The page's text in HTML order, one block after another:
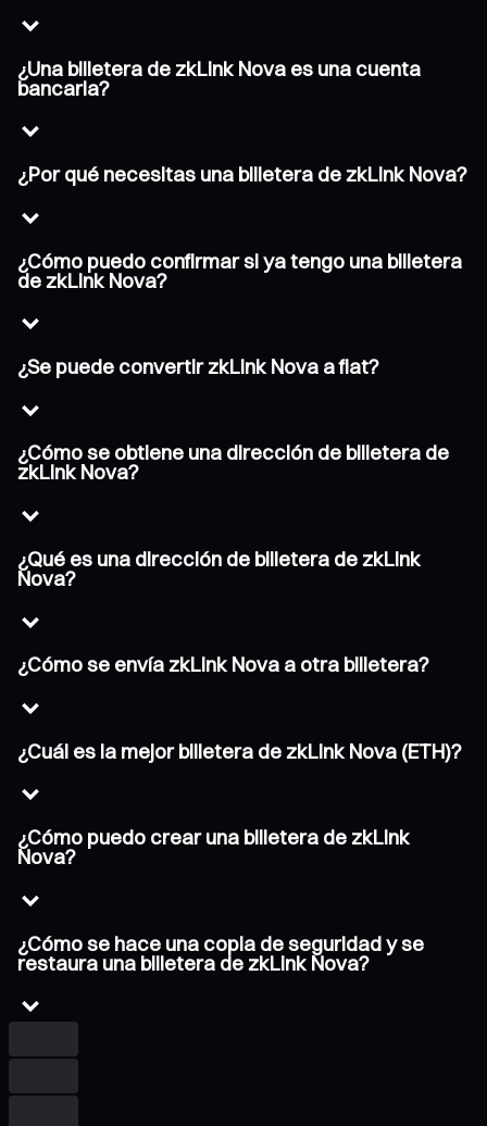
¿Una billetera de zkLink Nova es una cuenta
bancaria?
¿Por qué necesitas una billetera de zkLink Nova?
¿Cómo puedo confirmar si ya tengo una billetera
de zkLink Nova?
¿Se puede convertir zkLink Nova a fiat?
¿Cómo se obtiene una dirección de billetera de
zkLink Nova?
¿Qué es una dirección de billetera de zkLink
Nova?
¿Cómo se envía zkLink Nova a otra billetera?
¿Cuál es la mejor billetera de zkLink Nova (ETH)?
¿Cómo puedo crear una billetera de zkLink
Nova?
¿Cómo se hace una copia de seguridad y se
restaura una billetera de zkLink Nova?